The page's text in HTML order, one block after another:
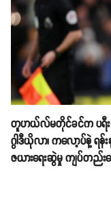
တူဟယ်လ်မတိုင်ခင်က ပရီးမီ
ဂွါဒီယိုလာ၊ ကလော့ပ်နဲ့ ရ
ဇယားရေးဆွဲမှု ကျပ်တည်း